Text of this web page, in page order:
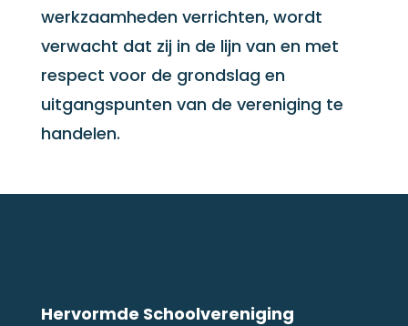
werkzaamheden verrichten, wordt
verwacht dat zij in de lijn van en met
respect voor de grondslag en
uitgangspunten van de vereniging te
handelen.
Hervormde Schoolvereniging